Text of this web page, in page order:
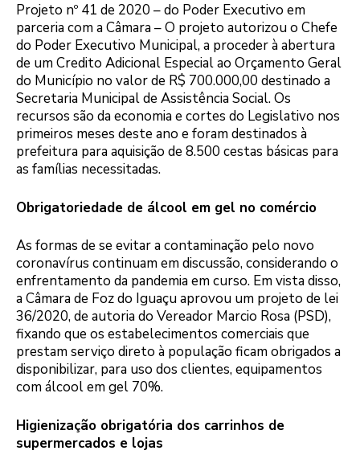
Projeto nº 41 de 2020 – do Poder Executivo em
parceria com a Câmara – O projeto autorizou o Chefe
do Poder Executivo Municipal, a proceder à abertura
de um Credito Adicional Especial ao Orçamento Geral
do Município no valor de R$ 700.000,00 destinado a
Secretaria Municipal de Assistência Social. Os
recursos são da economia e cortes do Legislativo nos
primeiros meses deste ano e foram destinados à
prefeitura para aquisição de 8.500 cestas básicas para
as famílias necessitadas.
Obrigatoriedade de álcool em gel no comércio
As formas de se evitar a contaminação pelo novo
coronavírus continuam em discussão, considerando o
enfrentamento da pandemia em curso. Em vista disso,
a Câmara de Foz do Iguaçu aprovou um projeto de lei
36/2020, de autoria do Vereador Marcio Rosa (PSD),
fixando que os estabelecimentos comerciais que
prestam serviço direto à população ficam obrigados a
disponibilizar, para uso dos clientes, equipamentos
com álcool em gel 70%.
Higienização obrigatória dos carrinhos de
supermercados e lojas